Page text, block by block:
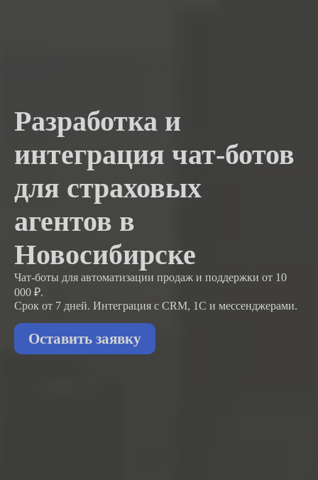
Разработка и
интеграция чат-ботов
для страховых
агентов в
Новосибирске
Чат-боты для автоматизации продаж и поддержки от 10
000 ₽.
Срок от 7 дней. Интеграция с CRM, 1С и мессенджерами.
Оставить заявку